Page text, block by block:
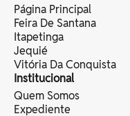
Página Principal
Feira De Santana
Itapetinga
Jequié
Vitória Da Conquista
Institucional
Quem Somos
Expediente